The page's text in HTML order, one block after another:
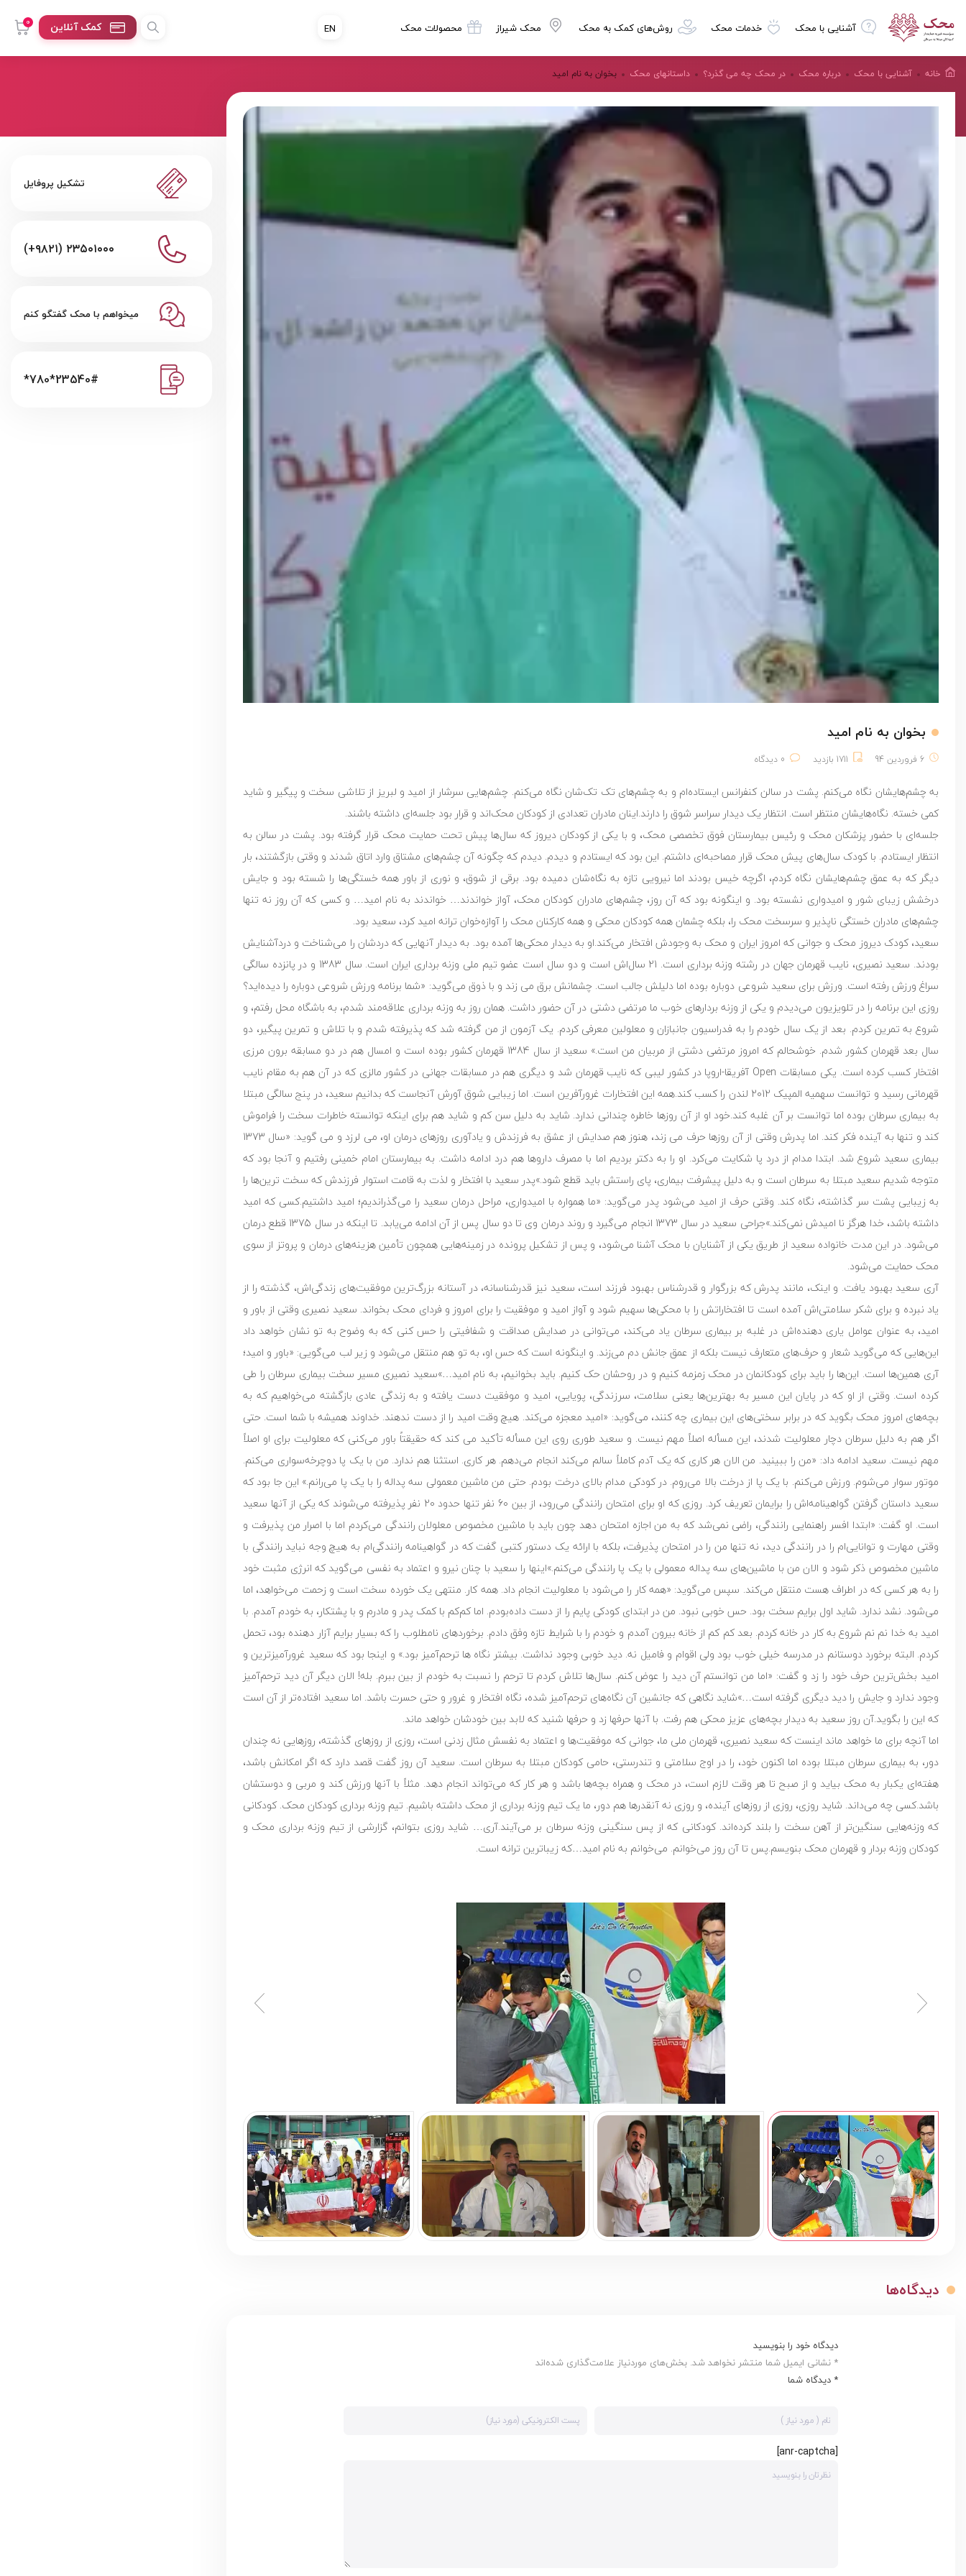
آشنایی با محک خدمات محک روش‌های کمک به محک محک شیراز محصولات محک 0 کمک آنلاین EN
خانه آشنایی با محک درباره محک در محک چه می گذرد؟ داستانهای محک بخوان به نام امید
بخوان به نام امید
6 فروردین 94 1711 بازدید 0 دیدگاه
به چشم‌هایشان نگاه می‌کنم. پشت در سالن کنفرانس ایستاده‌ام و به چشم‌های تک تک‌شان نگاه می‌کنم. چشم‌هایی سرشار از امید و لبریز از تلاشی سخت و پیگیر و شاید
کمی خسته. نگاه‌هایشان منتظر است. انتظار یک دیدار سراسر شوق را دارند.اینان مادران تعدادی از کودکان محک‌اند و قرار بود جلسه‌ای داشته باشند.
جلسه‌ای با حضور پزشکان محک و رئیس بیمارستان فوق تخصصی محک، و با یکی از کودکان دیروز که سال‌ها پیش تحت حمایت محک قرار گرفته بود. پشت در سالن به
انتظار ایستادم. با کودک سال‌های پیش محک قرار مصاحبه‌ای داشتم. این بود که ایستادم و دیدم. دیدم که چگونه آن چشم‌های مشتاق وارد اتاق شدند و وقتی بازگشتند، بار
دیگر که به عمق چشم‌هایشان نگاه کردم، اگرچه خیس بودند اما نیرویی تازه به نگاه‌شان دمیده بود. برقی از شوق، و نوری از باور همه خستگی‌ها را شسته بود و جایش
درخشش زیبای شور و امیدواری نشسته بود. و اینگونه بود که آن روز، چشم‌های مادران کودکان محک، آواز خواندند… خواندند به نام امید… و کسی که آن روز نه تنها
چشم‌های مادران خستگی ناپذیر و سرسخت محک را، بلکه چشمان همه کودکان محکی و همه کارکنان محک را آوازه‌خوان ترانه امید کرد، سعید بود.
سعید، کودک دیروز محک و جوانی که امروز ایران و محک به وجودش افتخار می‌کند.او به دیدار محکی‌ها آمده بود. به دیدار آنهایی که دردشان را می‌شناخت و دردآشنایش
بودند. سعید نصیری، نایب قهرمان جهان در رشته وزنه برداری است. 21 سال‌اش است و دو سال است عضو تیم ملی وزنه برداری ایران است. سال 1383 و در پانزده سالگی
سراغ ورزش رفته است. ورزش برای سعید شروعی دوباره بوده اما دلیلش جالب است. چشمانش برق می زند و با ذوق می‌گوید: «شما برنامه ورزش شروعی دوباره را دیده‌اید؟
روزی این برنامه را در تلویزیون می‌دیدم و یکی از وزنه بردار‌های خوب ما مرتضی دشتی در آن حضور داشت. همان روز به وزنه برداری علاقه‌مند شدم، به باشگاه محل رفتم، و
شروع به تمرین کردم. بعد از یک سال خودم را به فدراسیون جانبازان و معلولین معرفی کردم. یک آزمون از من گرفته شد که پذیرفته شدم و با تلاش و تمرین پیگیر، دو
سال بعد قهرمان کشور شدم. خوشحالم که امروز مرتضی دشتی از مربیان من است.» سعید از سال 1384 قهرمان کشور بوده است و امسال هم در دو مسابقه برون مرزی
افتخار کسب کرده است. یکی مسابقات Open آفریقا-اروپا در کشور لیبی که نایب قهرمان شد و دیگری هم در مسابقات جهانی در کشور مالزی که در آن هم به مقام نایب
قهرمانی رسید و توانست سهمیه المپیک 2012 لندن را کسب کند.همه این افتخارات غرور‌آفرین است. اما زیبایی شوق آورش آنجاست که بدانیم سعید، در پنج سالگی مبتلا
به بیماری سرطان بوده اما توانست بر آن غلبه کند.خود او از آن روزها خاطره چندانی ندارد. شاید به دلیل سن کم و شاید هم برای اینکه توانسته خاطرات سخت را فراموش
کند و تنها به آینده فکر کند. اما پدرش وقتی از آن روزها حرف می زند، هنوز هم صدایش از عشق به فرزندش و یادآوری روزهای درمان او، می لرزد و می گوید: «سال 1373
بیماری سعید شروع شد. ابتدا مدام از درد پا شکایت می‌کرد. او را به دکتر بردیم اما با مصرف داروها هم درد ادامه داشت. به بیمارستان امام خمینی رفتیم و آنجا بود که
متوجه شدیم سعید مبتلا به سرطان است و به دلیل پیشرفت بیماری، پای راستش باید قطع شود.»پدر سعید با افتخار و لذت به قامت استوار فرزندش که سخت ترین‌ها را
به زیبایی پشت سر گذاشته، نگاه کند. وقتی حرف از امید می‌شود پدر می‌گوید: «ما همواره با امیدواری، مراحل درمان سعید را می‌گذراندیم؛ امید داشتیم.کسی که امید
داشته باشد، خدا هرگز نا امیدش نمی‌کند.»جراحی سعید در سال 1373 انجام می‌گیرد و روند درمان وی تا دو سال پس از آن ادامه می‌یابد. تا اینکه در سال 1375 قطع درمان
می‌شود. در این مدت خانواده سعید از طریق یکی از آشنایان با محک آشنا می‌شود، و پس از تشکیل پرونده در زمینه‌هایی همچون تأمین هزینه‌های درمان و پروتز از سوی
محک حمایت می‌شود.
آری سعید بهبود یافت. و اینک، مانند پدرش که بزرگوار و قدرشناس بهبود فرزند است، سعید نیز قدرشناسانه، در آستانه بزرگ‌ترین موفقیت‌های زندگی‌اش، گذشته را از
یاد نبرده و برای شکر سلامتی‌اش آمده است تا افتخاراتش را با محکی‌ها سهیم شود و آواز امید و موفقیت را برای امروز و فردای محک بخواند. سعید نصیری وقتی از باور و
امید، به عنوان عوامل یاری دهنده‌اش در غلبه بر بیماری سرطان یاد می‌کند، می‌توانی در صدایش صداقت و شفافیتی را حس کنی که به وضوح به تو نشان خواهد داد
این‌هایی که می‌گوید شعار و حرف‌های متعارف نیست بلکه از عمق جانش دم می‌‎زند. و اینگونه است که حس او، به تو هم منتقل می‌شود و زیر لب می‌گویی: «باور و امید؛
آری همین‌ها است. این‌ها را باید برای کودکانمان در محک زمزمه کنیم و در روحشان حک کنیم. باید بخوانیم، به نام امید…»سعید نصیری مسیر سخت بیماری سرطان را طی
کرده است. وقتی از او که در پایان این مسیر به بهترین‌ها یعنی سلامت، سرزندگی، پویایی، امید و موفقیت دست یافته و به زندگی عادی بازگشته می‌خواهیم که به
بچه‌های امروز محک بگوید که در برابر سختی‌های این بیماری چه کنند، می‌گوید: «امید معجزه می‌کند. هیچ وقت امید را از دست ندهند. خداوند همیشه با شما است. حتی
اگر هم به دلیل سرطان دچار معلولیت شدند، این مسأله اصلاً مهم نیست. و سعید طوری روی این مسأله تأکید می کند که حقیقتاً باور می‌کنی که معلولیت برای او اصلاً
مهم نیست. سعید ادامه داد: «من را ببینید. من الان هر کاری که یک آدم کاملاً سالم می‌کند انجام می‌دهم. هر کاری. استثنا هم ندارد. من با یک پا دوچرخه‌سواری می‌کنم.
موتور سوار می‌شوم. ورزش می‌کنم. با یک پا از درخت بالا می‌روم. در کودکی مدام بالای درخت بودم. حتی من ماشین معمولی سه پداله را با یک پا می‌رانم.» این جا بود که
سعید داستان گرفتن گواهینامه‌اش را برایمان تعریف کرد. روزی که او برای امتحان رانندگی می‌رود، از بین 60 نفر تنها حدود 20 نفر پذیرفته می‌شوند که یکی از آنها سعید
است. او گفت: «ابتدا افسر راهنمایی رانندگی، راضی نمی‌شد که به من اجازه امتحان دهد چون باید با ماشین مخصوص معلولان رانندگی می‌کردم اما با اصرار من پذیرفت و
وقتی مهارت و توانایی‌ام را در رانندگی دید، نه تنها من را در امتحان پذیرفت، بلکه با ارائه یک دستور کتبی گفت که در گواهینامه رانندگی‌ام به هیچ وجه نباید رانندگی با
ماشین مخصوص ذکر شود و الان من با ماشین‌های سه پداله معمولی با یک پا رانندگی می‌کنم.»اینها را سعید با چنان نیرو و اعتماد به نفسی می‌گوید که انرژی مثبت خود
را به هر کسی که در اطراف هست منتقل می‌کند. سپس می‌گوید: «همه کار را می‌شود با معلولیت انجام داد. همه کار. منتهی یک خورده سخت است و زحمت می‌خواهد، اما
می‌شود. نشد ندارد. شاید اول برایم سخت بود. حس خوبی نبود. من در ابتدای کودکی پایم را از دست داده‌بودم. اما کم‌کم با کمک پدر و مادرم و با پشتکار، به خودم آمدم. با
امید به خدا نم نم شروع به کار در خانه کردم. بعد کم کم از خانه بیرون آمدم و خودم را با شرایط تازه وفق دادم. برخوردهای نامطلوب را که بسیار برایم آزار دهنده بود، تحمل
کردم. البته برخورد دوستانم در مدرسه خیلی خوب بود ولی اقوام و فامیل نه. دید خوبی وجود نداشت. بیشتر نگاه ها ترحم‌آمیز بود.» و اینجا بود که سعید غرورآمیزترین و
امید بخش‌ترین حرف خود را زد و گفت: «اما من توانستم آن دید را عوض کنم. سال‌ها تلاش کردم تا ترحم را نسبت به خودم از بین ببرم. بله! الان دیگر آن دید ترحم‌آمیز
وجود ندارد و جایش را دید دیگری گرفته است…»شاید نگاهی که جانشین آن نگاه‌های ترحم‌آمیز شده، نگاه افتخار و غرور و حتی حسرت باشد. اما سعید افتاده‌تر از آن است
که این را بگوید.آن روز سعید به دیدار بچه‌های عزیز محکی هم رفت. با آنها حرفها زد و حرفها شنید که لابد بین خودشان خواهد ماند.
اما آنچه برای ما خواهد ماند اینست که سعید نصیری، قهرمان ملی ما، جوانی که موفقیت‌ها و اعتماد به نفسش مثال زدنی است، روزی از روز‌های گذشته، روزهایی نه چندان
دور، به بیماری سرطان مبتلا بوده اما اکنون خود، را در اوج سلامتی و تندرستی، حامی کودکان مبتلا به سرطان است. سعید آن روز گفت قصد دارد که اگر امکانش باشد،
هفته‌ای یکبار به محک بیاید و از صبح تا هر وقت لازم است، در محک و همراه بچه‌ها باشد و هر کار که می‌تواند انجام دهد. مثلاً با آنها ورزش کند و مربی و دوستشان
باشد.کسی چه می‌داند. شاید روزی، روزی از روزهای آینده، و روزی نه آنقدرها هم دور، ما یک تیم وزنه برداری از محک داشته باشیم. تیم وزنه برداری کودکان محک. کودکانی
که وزنه‌هایی سنگین‌تر از آهن سخت را بلند کرده‌اند. کودکانی که از پس سنگینی وزنه سرطان بر می‌آیند.آری… شاید روزی بتوانم، گزارشی از تیم وزنه برداری محک و
کودکان وزنه بردار و قهرمان محک بنویسم.پس تا آن روز می‌خوانم. می‌خوانم به نام امید…که زیباترین ترانه است.
دیدگاه‌ها
دیدگاه خود را بنویسید
* نشانی ایمیل شما منتشر نخواهد شد. بخش‌های موردنیاز علامت‌گذاری شده‌اند
* دیدگاه شما
[anr-captcha]
تشکیل پروفایل
(+۹۸۲۱) ۲۳۵۰۱۰۰۰
میخواهم با محک گفتگو کنم
*780*23540#